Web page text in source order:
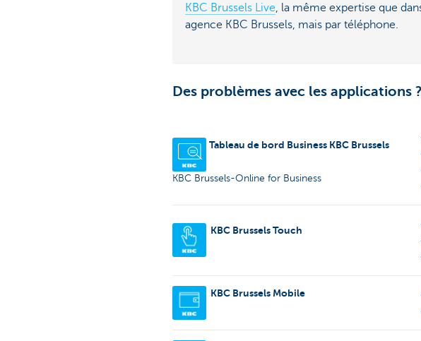
KBC Brussels Live, la même expertise que
agence KBC Brussels, mais par téléphone.
Des problèmes avec les applications ?
Tableau de bord Business KBC Brussels
KBC Brussels-Online for Business
KBC Brussels Touch
KBC Brussels Mobile